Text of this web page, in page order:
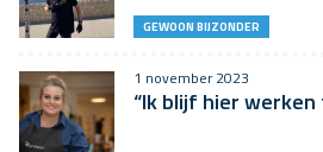
GEWOON BIJZONDER
1 november 2023
“Ik blijf hier